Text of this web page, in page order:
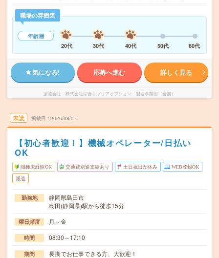
職場の雰囲気
年齢層
20代
30代 40代 50代 60代
気になる! 応募へ進む 詳しく見る
派遣会社 株式会社綜合キャリアオプション 製造事業部（全国）
未読 掲載日 2026/08/07
【初心者歓迎！】機械オペレーター/日払い
OK
職種未経験OK 交通費別途支給あり 土日祝日が休み WEB登録OK
派遣
勤務地
静岡県島田市
島田(静岡県)駅から徒歩15分
曜日頻度 月～金
時間 08:30～17:10
期間 長期でお仕事できる方、大歓迎！